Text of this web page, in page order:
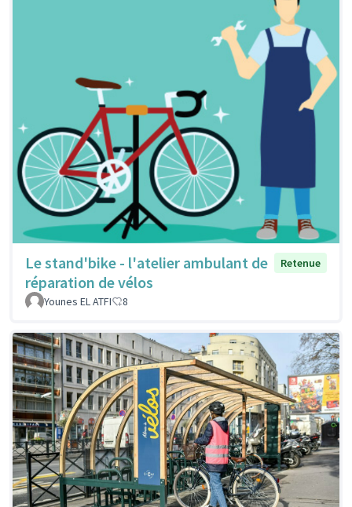
Le stand'bike - l'atelier ambulant de
réparation de vélos
Retenue
Younes EL ATFI 8